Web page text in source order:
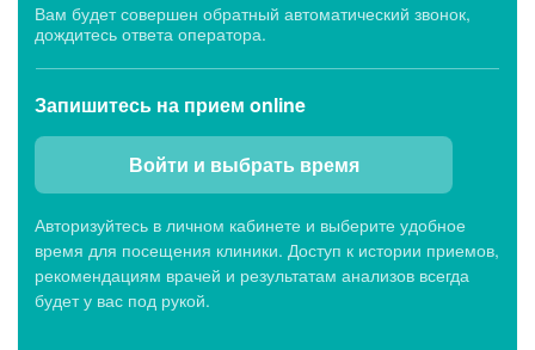
Вам будет совершен обратный автоматический звонок,
дождитесь ответа оператора.
Запишитесь на прием online
Войти и выбрать время
Авторизуйтесь в личном кабинете и выберите удобное
время для посещения клиники. Доступ к истории приемов,
рекомендациям врачей и результатам анализов всегда
будет у вас под рукой.